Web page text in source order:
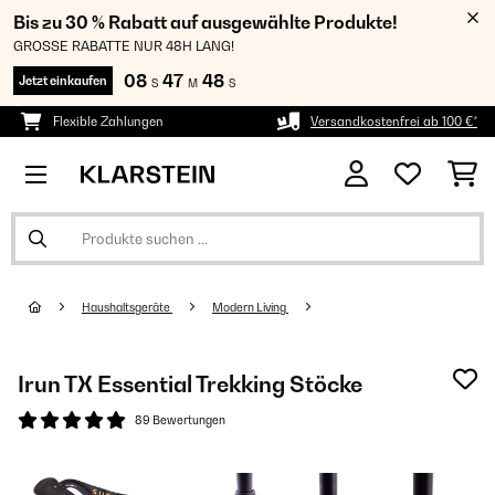
Bis zu 30 % Rabatt auf ausgewählte Produkte!
GROSSE RABATTE NUR 48H LANG!
Jetzt einkaufen 08 S 47 M 48 S
Flexible Zahlungen Versandkostenfrei ab 100 €*
Haushaltsgeräte Modern Living
Irun TX Essential Trekking Stöcke
89 Bewertungen